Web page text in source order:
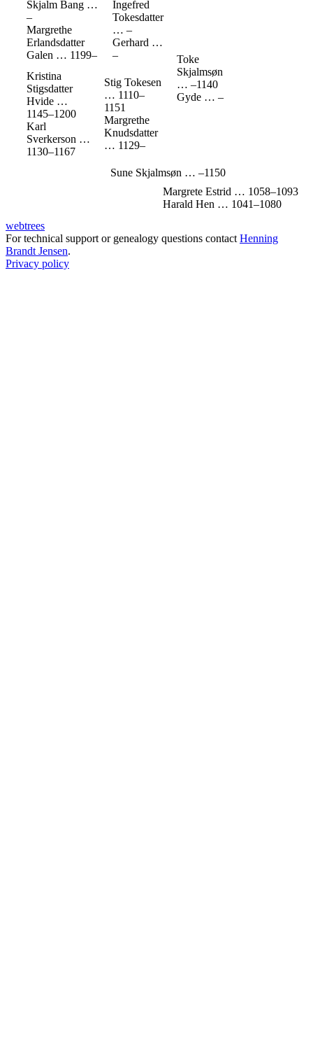
Skjalm Bang …
–
Margrethe
Erlandsdatter
Galen … 1199–
Ingefred
Tokesdatter
… –
Gerhard …
–
Kristina
Stigsdatter
Hvide …
1145–1200
Karl
Sverkerson …
1130–1167
Stig Tokesen
… 1110–
1151
Margrethe
Knudsdatter
… 1129–
Toke
Skjalmsøn
… –1140
Gyde … –
Sune Skjalmsøn … –1150
Margrete Estrid … 1058–1093
Harald Hen … 1041–1080
webtrees
For technical support or genealogy questions contact Henning
Brandt Jensen.
Privacy policy